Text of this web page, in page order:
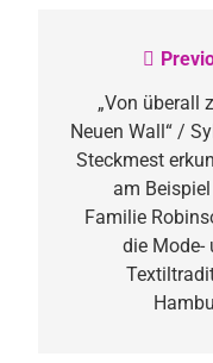
„Von überall
Neuen Wall“ /
Steckmest
am
Familie
die Mode-